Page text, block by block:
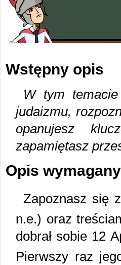
Wstępny opis
W tym
judaizmu,
opanujesz
zapamiętasz
Opis
Zapoznasz się
n.e.) oraz
dobrał sobie 12
Pierwszy raz